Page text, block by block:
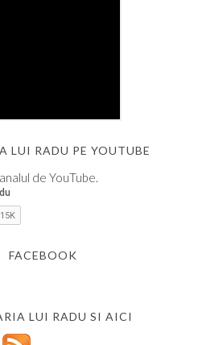
LUI RADU PE YOUTUBE
de YouTube.
FACEBOOK
LUI RADU SI AICI